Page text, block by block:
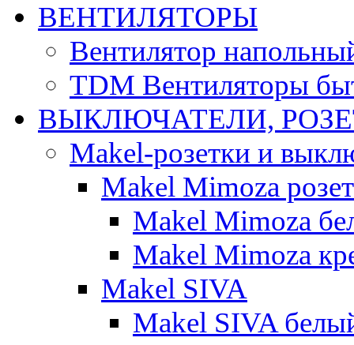
ВЕНТИЛЯТОРЫ
Вентилятор
TDM Вентиляторы
ВЫКЛЮЧАТЕЛИ,
Makel-розетки и
Makel Mimoza
Makel Mimoza
Makel Mimoza
Makel SIVA
Makel SIVA